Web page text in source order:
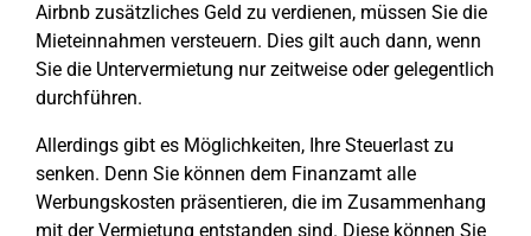
Airbnb zusätzliches Geld zu verdienen, müssen Sie die
Mieteinnahmen versteuern. Dies gilt auch dann, wenn
Sie die Untervermietung nur zeitweise oder gelegentlich
durchführen.
Allerdings gibt es Möglichkeiten, Ihre Steuerlast zu
senken. Denn Sie können dem Finanzamt alle
Werbungskosten präsentieren, die im Zusammenhang
mit der Vermietung entstanden sind. Diese können Sie